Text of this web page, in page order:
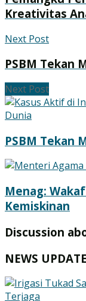
Kreativitas
Next Post
PSBM Tekan
Next Post
PSBM Tekan
Menag:
Kemiskinan
Discussion
NEWS UPDATE